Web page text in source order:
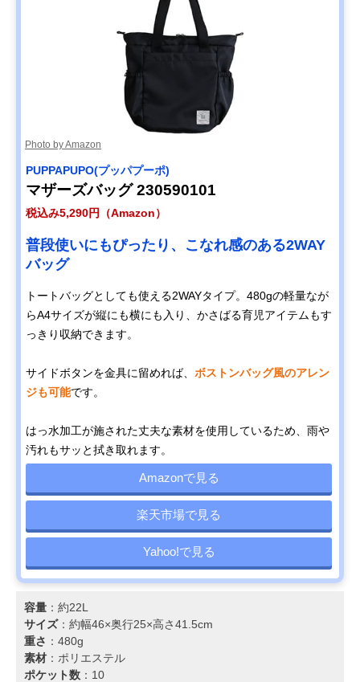
Photo by Amazon
PUPPAPUPO(プッパプーポ)
マザーズバッグ 230590101
税込み5,290円（Amazon）
普段使いにもぴったり、こなれ感のある2WAY
バッグ
トートバッグとしても使える2WAYタイプ。480gの軽量なが
らA4サイズが縦にも横にも入り、かさばる育児アイテムもす
っきり収納できます。
サイドボタンを金具に留めれば、 ボストンバッグ風のアレン
ジも可能です。
はっ水加工が施された丈夫な素材を使用しているため、雨や
汚れもサッと拭き取れます。
Amazonで見る
楽天市場で見る
Yahoo!で見る
容量 ：約22L
サイズ：約幅46×奥行25×高さ41.5cm
重さ ：480g
素材 ：ポリエステル
ポケット数 ：10